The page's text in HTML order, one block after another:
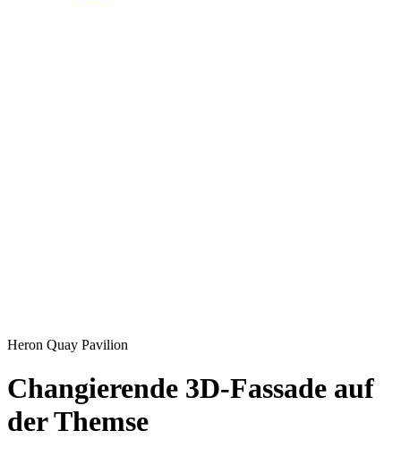
Heron Quay Pavilion
Changierende 3D-Fassade auf
der Themse